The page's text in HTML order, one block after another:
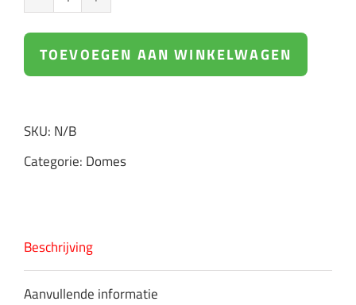
Phonak
per
stuks
aantal
TOEVOEGEN AAN WINKELWAGEN
SKU: N/B
Categorie: Domes
Beschrijving
Aanvullende informatie